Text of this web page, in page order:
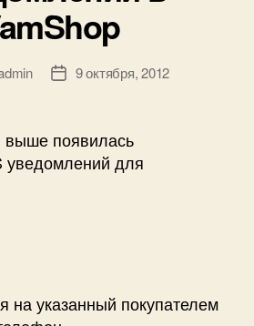
Дата9 октября, 2012
выше появилась
уведомлений для
на указанный покупателем